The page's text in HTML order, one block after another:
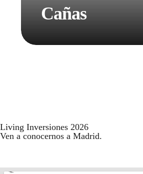
Cañas
Living Inversiones 2026
Ven a conocernos a Madrid.